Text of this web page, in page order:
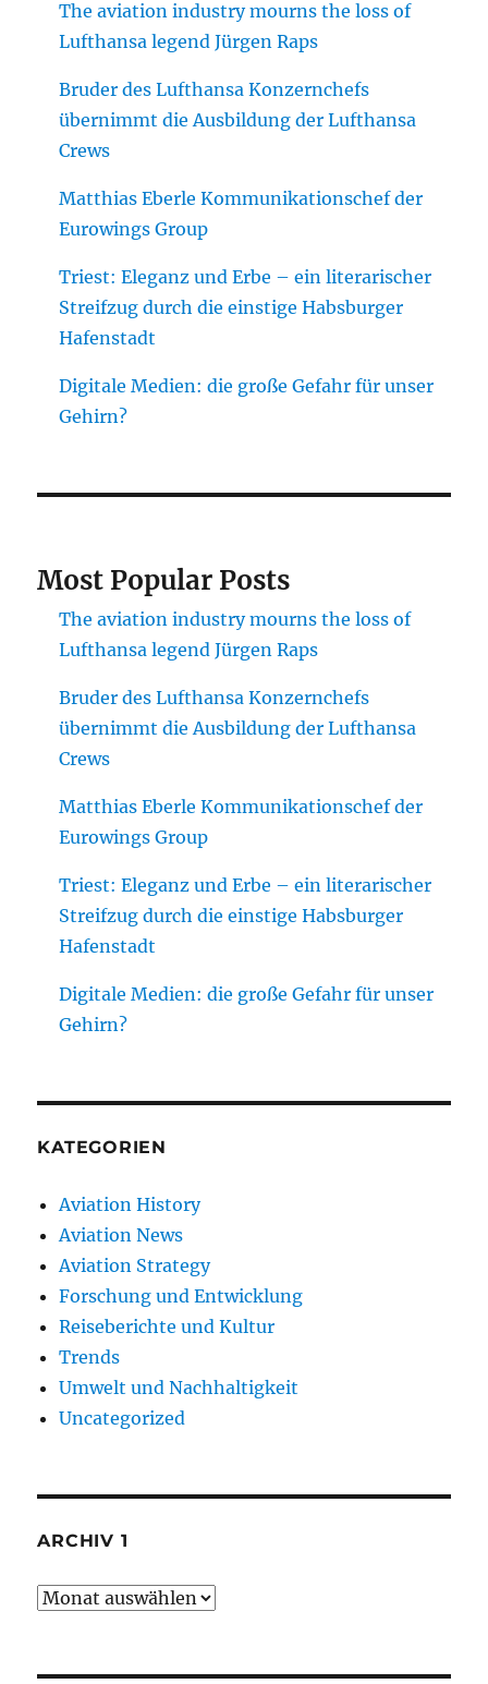
The aviation industry mourns the loss of
Lufthansa legend Jürgen Raps
Bruder des Lufthansa Konzernchefs
übernimmt die Ausbildung der Lufthansa
Crews
Matthias Eberle Kommunikationschef der
Eurowings Group
Triest: Eleganz und Erbe – ein literarischer
Streifzug durch die einstige Habsburger
Hafenstadt
Digitale Medien: die große Gefahr für unser
Gehirn?
Most Popular Posts
The aviation industry mourns the loss of
Lufthansa legend Jürgen Raps
Bruder des Lufthansa Konzernchefs
übernimmt die Ausbildung der Lufthansa
Crews
Matthias Eberle Kommunikationschef der
Eurowings Group
Triest: Eleganz und Erbe – ein literarischer
Streifzug durch die einstige Habsburger
Hafenstadt
Digitale Medien: die große Gefahr für unser
Gehirn?
KATEGORIEN
Aviation History
Aviation News
Aviation Strategy
Forschung und Entwicklung
Reiseberichte und Kultur
Trends
Umwelt und Nachhaltigkeit
Uncategorized
ARCHIV 1
Archiv